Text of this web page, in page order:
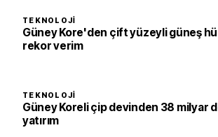
TEKNOLOJI
Güney Kore'den çift yüzeyli güneş
rekor verim
TEKNOLOJI
Güney Koreli çip devinden 38 milyar
yatırım